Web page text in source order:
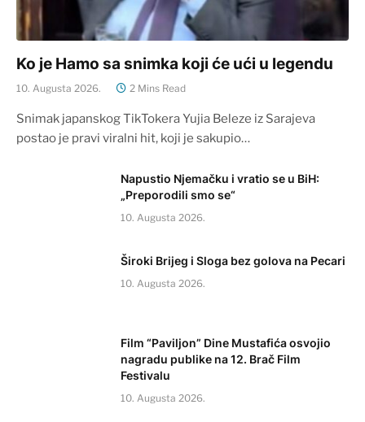
Ko je Hamo sa snimka koji će ući u legendu
10. Augusta 2026. 2 Mins Read
Snimak japanskog TikTokera Yujia Beleze iz Sarajeva
postao je pravi viralni hit, koji je sakupio…
Napustio Njemačku i vratio se u BiH:
„Preporodili smo se“
10. Augusta 2026.
Široki Brijeg i Sloga bez golova na Pecari
10. Augusta 2026.
Film “Paviljon” Dine Mustafića osvojio
nagradu publike na 12. Brač Film
Festivalu
10. Augusta 2026.